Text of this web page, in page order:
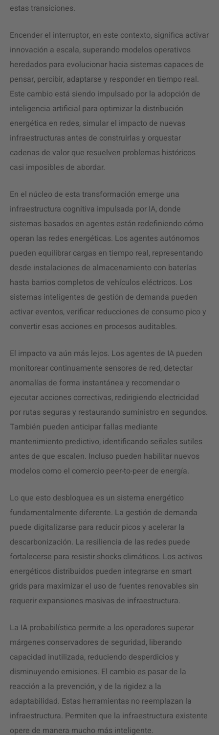
estas transiciones.
Encender el interruptor, en este contexto, significa activar
innovación a escala, superando modelos operativos
heredados para evolucionar hacia sistemas capaces de
pensar, percibir, adaptarse y responder en tiempo real.
Este cambio está siendo impulsado por la adopción de
inteligencia artificial para optimizar la distribución
energética en redes, simular el impacto de nuevas
infraestructuras antes de construirlas y orquestar
cadenas de valor que resuelven problemas históricos
casi imposibles de abordar.
En el núcleo de esta transformación emerge una
infraestructura cognitiva impulsada por IA, donde
sistemas basados en agentes están redefiniendo cómo
operan las redes energéticas. Los agentes autónomos
pueden equilibrar cargas en tiempo real, representando
desde instalaciones de almacenamiento con baterías
hasta barrios completos de vehículos eléctricos. Los
sistemas inteligentes de gestión de demanda pueden
activar eventos, verificar reducciones de consumo pico y
convertir esas acciones en procesos auditables.
El impacto va aún más lejos. Los agentes de IA pueden
monitorear continuamente sensores de red, detectar
anomalías de forma instantánea y recomendar o
ejecutar acciones correctivas, redirigiendo electricidad
por rutas seguras y restaurando suministro en segundos.
También pueden anticipar fallas mediante
mantenimiento predictivo, identificando señales sutiles
antes de que escalen. Incluso pueden habilitar nuevos
modelos como el comercio peer-to-peer de energía.
Lo que esto desbloquea es un sistema energético
fundamentalmente diferente. La gestión de demanda
puede digitalizarse para reducir picos y acelerar la
descarbonización. La resiliencia de las redes puede
fortalecerse para resistir shocks climáticos. Los activos
energéticos distribuidos pueden integrarse en smart
grids para maximizar el uso de fuentes renovables sin
requerir expansiones masivas de infraestructura.
La IA probabilística permite a los operadores superar
márgenes conservadores de seguridad, liberando
capacidad inutilizada, reduciendo desperdicios y
disminuyendo emisiones. El cambio es pasar de la
reacción a la prevención, y de la rigidez a la
adaptabilidad. Estas herramientas no reemplazan la
infraestructura. Permiten que la infraestructura existente
opere de manera mucho más inteligente.